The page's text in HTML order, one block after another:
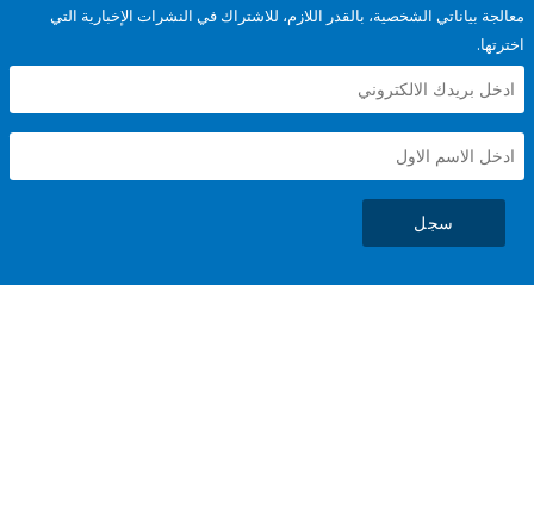
الشخصية، بالقدر اللازم، للاشتراك في النشرات الإخبارية التي